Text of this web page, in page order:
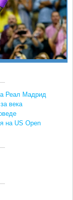
Реал Мадрид
века
на US Open